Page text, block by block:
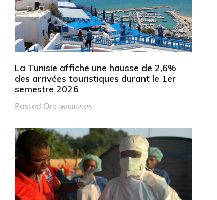
La Tunisie affiche une hausse de 2,6%
des arrivées touristiques durant le 1er
semestre 2026
Posted On: 06/08/2026